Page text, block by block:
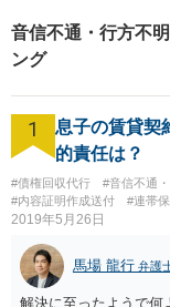
しばしば存在します。
護士法23条照会のみを
音信不通・行方不
ング
1
息子の賃貸契
的責任は？
#債権回収代行 #音信不通
#内容証明作成送付
#連帯
2019年5月26日
馬場 龍行 弁護
解決に至ったようで何